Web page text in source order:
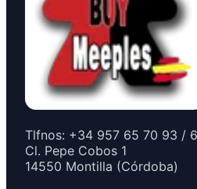
Tlfnos: +34 957 65 70 93 /
Cl. Pepe Cobos 1
14550 Montilla (Córdoba)